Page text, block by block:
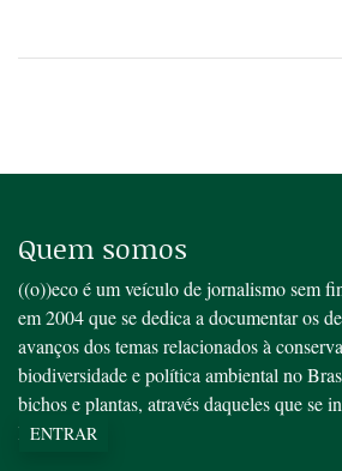
Quem somos
((o))eco é um veículo de jornalismo sem
em 2004 que se dedica a documentar os
avanços dos temas relacionados à
biodiversidade e política ambiental no
bichos e plantas, através daqueles que se
los.ENTRAR